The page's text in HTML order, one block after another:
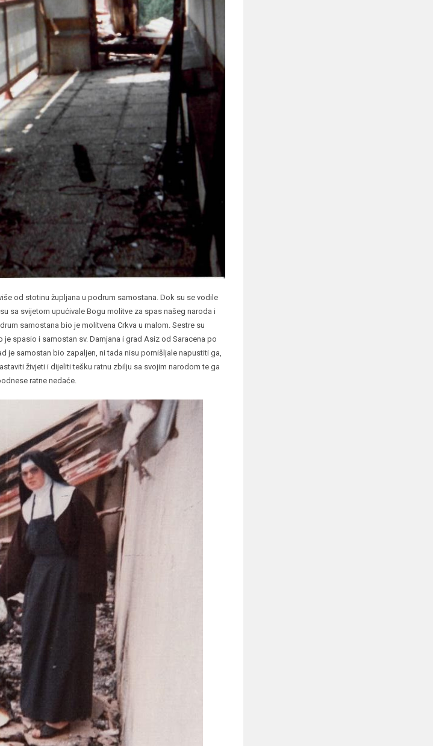
od stotinu župljana u podrum samostana. Dok su se vodile
sa svijetom upućivale Bogu molitve za spas našeg naroda i
samostana bio je molitvena Crkva u malom. Sestre su
spasio i samostan sv. Damjana i grad Asiz od Saracena po
je samostan bio zapaljen, ni tada nisu pomišljale napustiti ga,
živjeti i dijeliti tešku ratnu zbilju sa svojim narodom te ga
ratne nedaće.